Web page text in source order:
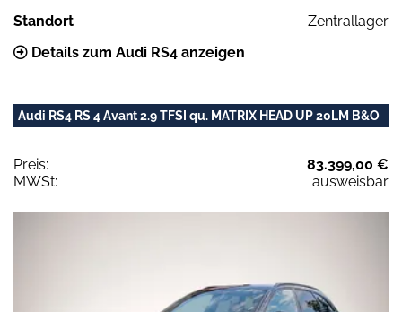
Standort
Zentrallager
Details zum Audi RS4 anzeigen
Audi RS4 RS 4 Avant 2.9 TFSI qu. MATRIX HEAD UP 20LM B&O
Preis:
83.399,00 €
MWSt:
ausweisbar